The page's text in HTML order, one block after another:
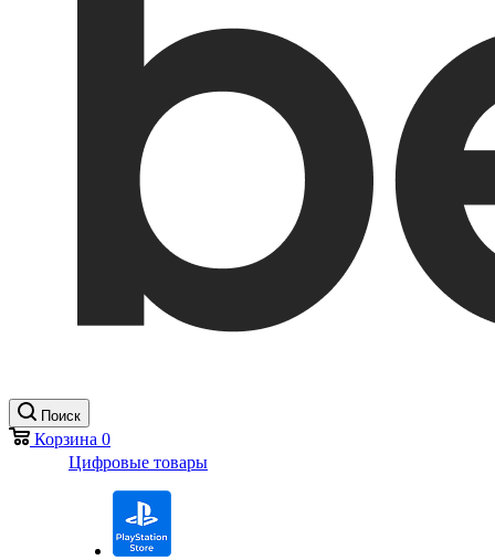
Поиск
Корзина 0
Цифровые товары